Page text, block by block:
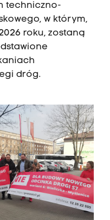
techniczno-
w którym,
roku, zostaną
dróg.